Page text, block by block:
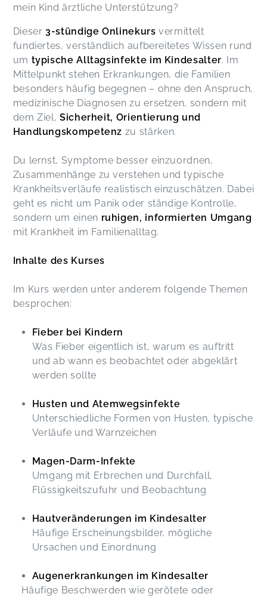
mein Kind ärztliche Unterstützung?
Dieser3-stündige Onlinekurs vermittelt
fundiertes, verständlich aufbereitetes Wissen rund
um typische Alltagsinfekte im Kindesalter. Im
Mittelpunkt stehen Erkrankungen, die Familien
besonders häufig begegnen – ohne den Anspruch,
medizinische Diagnosen zu ersetzen, sondern mit
dem Ziel,Sicherheit, Orientierung und
Handlungskompetenz zu stärken.
Du lernst, Symptome besser einzuordnen,
Zusammenhänge zu verstehen und typische
Krankheitsverläufe realistisch einzuschätzen. Dabei
geht es nicht um Panik oder ständige Kontrolle,
sondern um einen ruhigen, informierten Umgang
mit Krankheit im Familienalltag.
Inhalte des Kurses
Im Kurs werden unter anderem folgende Themen
besprochen:
Fieber bei Kindern
Was Fieber eigentlich ist, warum es auftritt
und ab wann es beobachtet oder abgeklärt
werden sollte
Husten und Atemwegsinfekte
Unterschiedliche Formen von Husten, typische
Verläufe und Warnzeichen
Magen-Darm-Infekte
Umgang mit Erbrechen und Durchfall,
Flüssigkeitszufuhr und Beobachtung
Hautveränderungen im Kindesalter
Häufige Erscheinungsbilder, mögliche
Ursachen und Einordnung
Augenerkrankungen im Kindesalter
Häufige Beschwerden wie gerötete oder